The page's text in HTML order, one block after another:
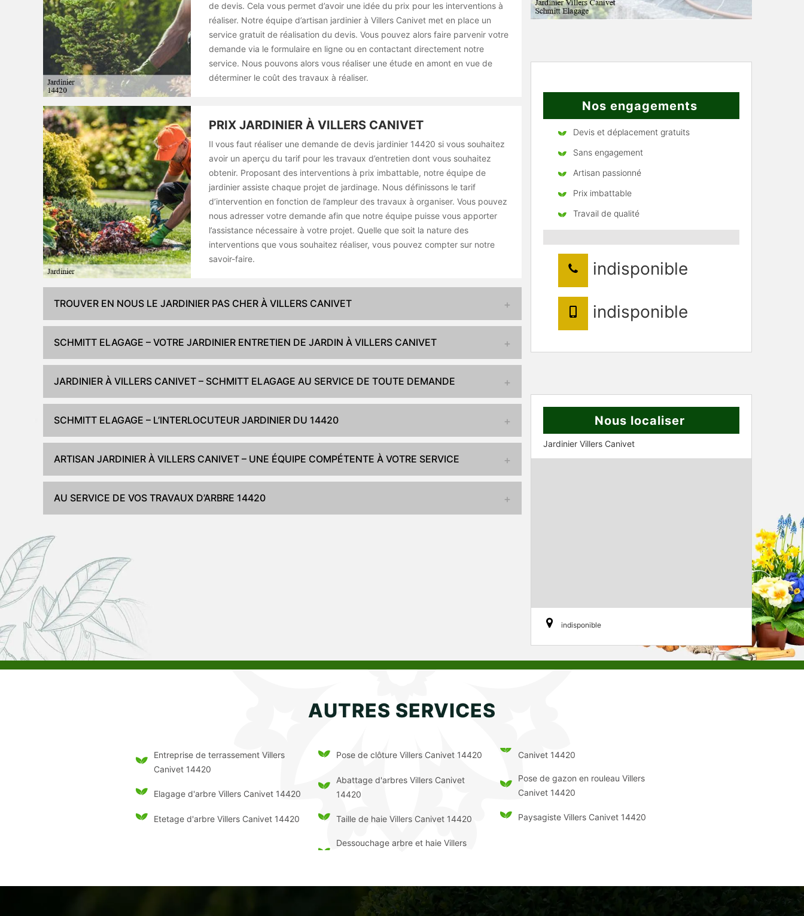
de devis. Cela vous permet d’avoir une idée du prix pour les interventions à
réaliser. Notre équipe d’artisan jardinier à Villers Canivet met en place un
service gratuit de réalisation du devis. Vous pouvez alors faire parvenir votre
demande via le formulaire en ligne ou en contactant directement notre
service. Nous pouvons alors vous réaliser une étude en amont en vue de
déterminer le coût des travaux à réaliser.
PRIX JARDINIER À VILLERS CANIVET
Il vous faut réaliser une demande de devis jardinier 14420 si vous souhaitez
avoir un aperçu du tarif pour les travaux d’entretien dont vous souhaitez
obtenir. Proposant des interventions à prix imbattable, notre équipe de
jardinier assiste chaque projet de jardinage. Nous définissons le tarif
d’intervention en fonction de l’ampleur des travaux à organiser. Vous pouvez
nous adresser votre demande afin que notre équipe puisse vous apporter
l’assistance nécessaire à votre projet. Quelle que soit la nature des
interventions que vous souhaitez réaliser, vous pouvez compter sur notre
savoir-faire.
TROUVER EN NOUS LE JARDINIER PAS CHER À VILLERS CANIVET
SCHMITT ELAGAGE – VOTRE JARDINIER ENTRETIEN DE JARDIN À VILLERS CANIVET
JARDINIER À VILLERS CANIVET – SCHMITT ELAGAGE AU SERVICE DE TOUTE DEMANDE
SCHMITT ELAGAGE – L’INTERLOCUTEUR JARDINIER DU 14420
ARTISAN JARDINIER À VILLERS CANIVET – UNE ÉQUIPE COMPÉTENTE À VOTRE SERVICE
AU SERVICE DE VOS TRAVAUX D’ARBRE 14420
Nos engagements
Devis et déplacement gratuits
Sans engagement
Artisan passionné
Prix imbattable
Travail de qualité
indisponible
indisponible
Nous localiser
Jardinier Villers Canivet
indisponible
AUTRES SERVICES
Entreprise de terrassement Villers
Canivet 14420
Elagage d'arbre Villers Canivet 14420
Etetage d'arbre Villers Canivet 14420
Pose de clôture Villers Canivet 14420
Abattage d'arbres Villers Canivet
14420
Taille de haie Villers Canivet 14420
Dessouchage arbre et haie Villers
Canivet 14420
Pose de gazon en rouleau Villers
Canivet 14420
Paysagiste Villers Canivet 14420